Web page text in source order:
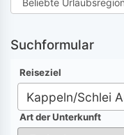
Suchformular
Reiseziel
Art der Unterkunft